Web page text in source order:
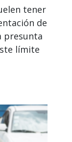
tener
de
presunta
límite